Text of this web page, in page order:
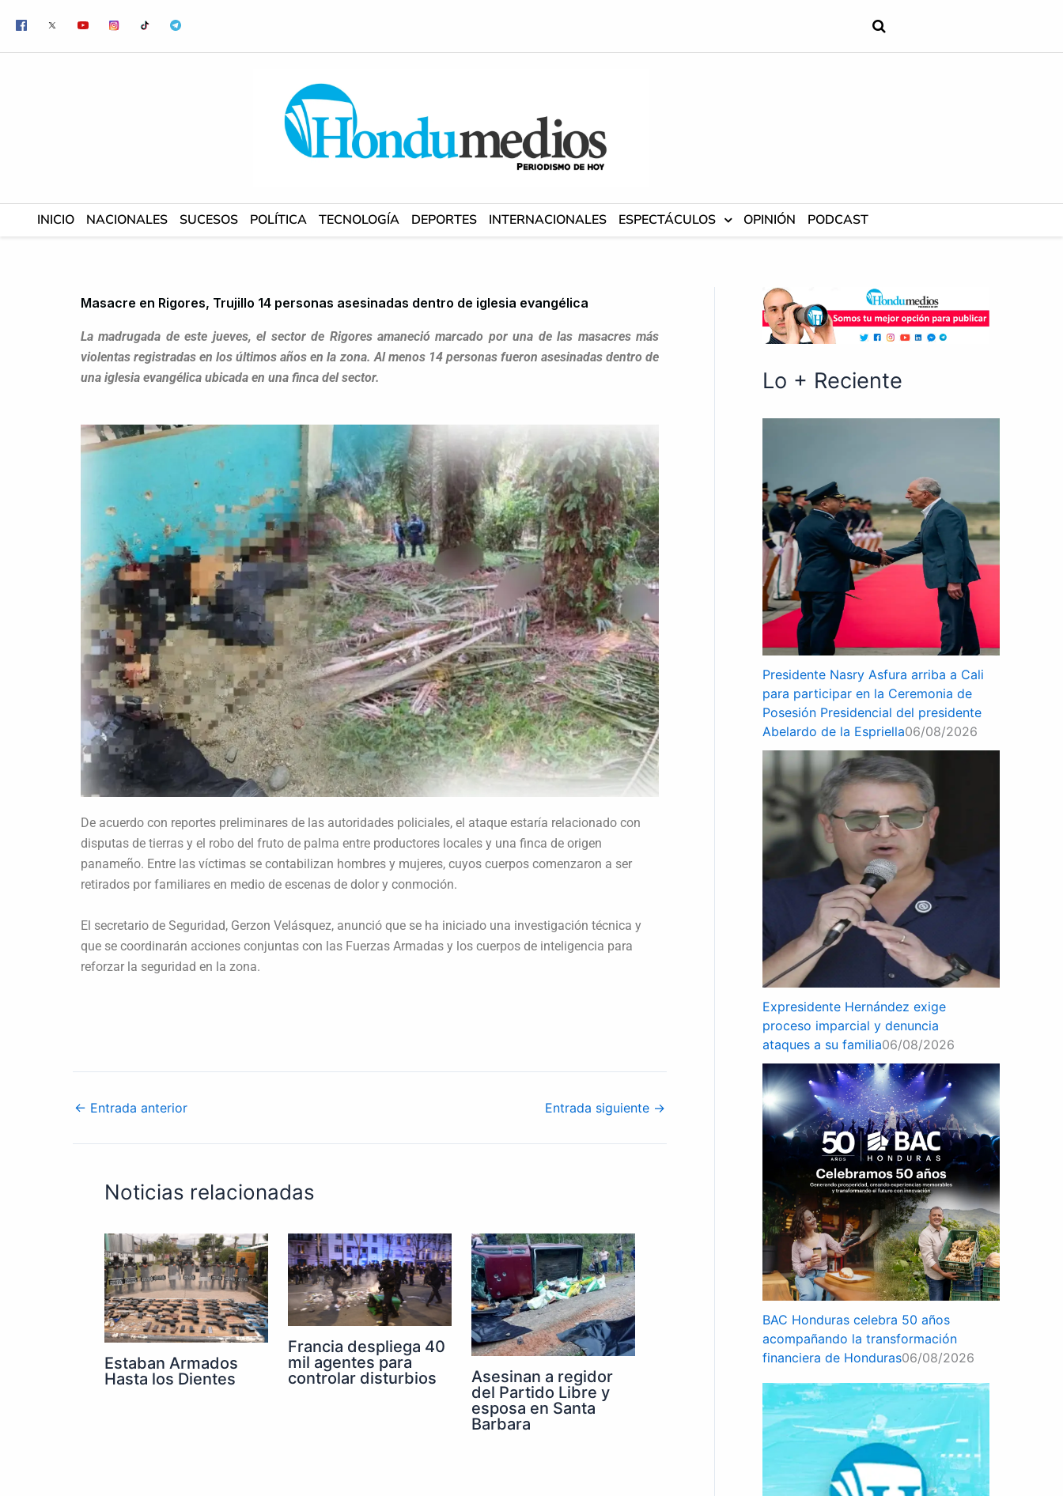
contenido
INICIO NACIONALES SUCESOS POLÍTICA TECNOLOGÍA DEPORTES INTERNACIONALES ESPECTÁCULOS OPINIÓN PODCAST
Masacre en Rigores, Trujillo 14 personas asesinadas dentro de iglesia evangélica
La madrugada de este jueves, el sector de Rigores amaneció marcado por una de las masacres más
violentas registradas en los últimos años en la zona. Al menos 14 personas fueron asesinadas dentro de
una iglesia evangélica ubicada en una finca del sector.
De acuerdo con reportes preliminares de las autoridades policiales, el ataque estaría relacionado con
disputas de tierras y el robo del fruto de palma entre productores locales y una finca de origen
panameño. Entre las víctimas se contabilizan hombres y mujeres, cuyos cuerpos comenzaron a ser
retirados por familiares en medio de escenas de dolor y conmoción.
El secretario de Seguridad, Gerzon Velásquez, anunció que se ha iniciado una investigación técnica y
que se coordinarán acciones conjuntas con las Fuerzas Armadas y los cuerpos de inteligencia para
reforzar la seguridad en la zona.
← Entrada anterior Entrada siguiente →
Noticias relacionadas
Estaban Armados
Hasta los Dientes
Francia despliega 40
mil agentes para
controlar disturbios
Asesinan a regidor
del Partido Libre y
esposa en Santa
Barbara
Lo + Reciente
Presidente Nasry Asfura arriba a Cali
para participar en la Ceremonia de
Posesión Presidencial del presidente
Abelardo de la Espriella06/08/2026
Expresidente Hernández exige
proceso imparcial y denuncia
ataques a su familia06/08/2026
BAC Honduras celebra 50 años
acompañando la transformación
financiera de Honduras06/08/2026